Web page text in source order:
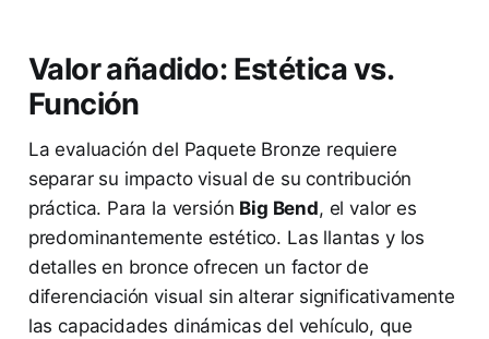
Valor añadido: Estética vs.
Función
La evaluación del Paquete Bronze requiere
separar su impacto visual de su contribución
práctica. Para la versión Big Bend, el valor es
predominantemente estético. Las llantas y los
detalles en bronce ofrecen un factor de
diferenciación visual sin alterar significativamente
las capacidades dinámicas del vehículo, que